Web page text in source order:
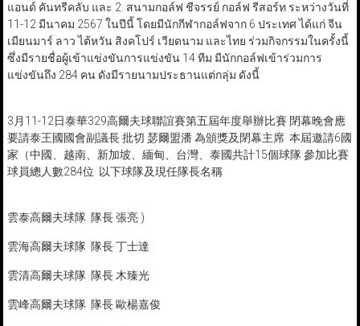
แอนด์ คันทรีคลับ และ 2. สนามกอล์ฟ ชีจรรย์ กอล์ฟ รีสอร์ท ระหว่างวันที่
11-12 มีนาคม 2567 ในปีนี้ โดยมีนักกีฬากอล์ฟจาก 6 ประเทศ ได้แก่ จีน
เมียนมาร์ ลาว ไต้หวัน สิงคโปร์ เวียดนาม และไทย ร่วมกิจกรรมในครั้งนี้
ซึ่งมีรายชื่อผู้เข้าแข่งขันการแข่งขัน 14 ทีม มีนักกอล์ฟเข้าร่วมการ
แข่งขันถึง 284 คน ดังมีรายนามประธานแต่กลุ่ม ดังนี้
3月11-12日泰華329高爾夫球聯誼賽第五屆年度舉辦比賽 閉幕晚會應
要請泰王國國會副議長 批切 瑟爾盟潘 為頒獎及閉幕主席 本屆邀請6國
家（中國、越南、新加坡、緬甸、台灣、泰國共計15個球隊 參加比賽
球員總人數284位 以下球隊及現任隊長名稱
雲泰高爾夫球隊 隊長 張亮 )
雲海高爾夫球隊 隊長 丁士達
雲清高爾夫球隊 隊長 木臻光
雲峰高爾夫球隊 隊長 歐楊嘉俊